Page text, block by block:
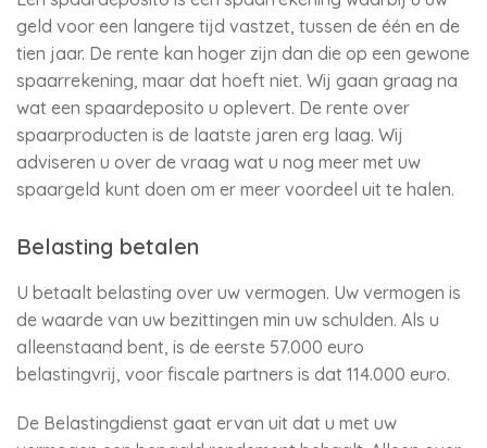
geld voor een langere tijd vastzet, tussen de één en de
tien jaar. De rente kan hoger zijn dan die op een gewone
spaarrekening, maar dat hoeft niet. Wij gaan graag na
wat een spaardeposito u oplevert. De rente over
spaarproducten is de laatste jaren erg laag. Wij
adviseren u over de vraag wat u nog meer met uw
spaargeld kunt doen om er meer voordeel uit te halen.
Belasting betalen
U betaalt belasting over uw vermogen. Uw vermogen is
de waarde van uw bezittingen min uw schulden. Als u
alleenstaand bent, is de eerste 57.000 euro
belastingvrij, voor fiscale partners is dat 114.000 euro.
De Belastingdienst gaat ervan uit dat u met uw